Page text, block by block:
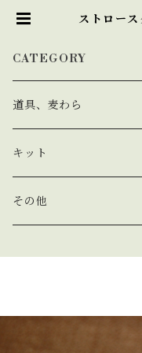
ストロー
CATEGORY
道具、麦わら
道具
麦わら
キット
その他